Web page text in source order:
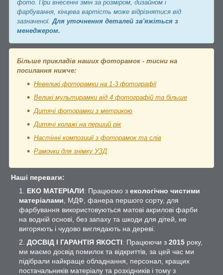
фото. При внесенні змін за розміром, дизайном і
фарбування, кінцева вартість може відрізнятися від
зазначеної. Для уточнення деталей зв'яжіться з
менеджером.
Більше прикладів наших фоторамок - тисни на
посилання нижче:
Невеликі фоторамки на 1-3 фотографії
Великі мультирамки від 4 фотографій та більше
Дитячі фоторамки з метрикою
Дитячі колажі на перший рік
Настінні композиції з фоторамок та слів
Рамочки для знімку УЗД
Наші переваги:
ЕКО МАТЕРІАЛИ: Працюємо з екологічно чистими
матеріалами , МДФ, фанера першого сорту, для
фарбування використовуються матові акрилові фарби
на водній основі, без запаху та шкоди для дітей, не
вигоряють і чудово виглядають на дереві.
ДОСВІД І ГАРАНТІЯ ЯКОСТІ: Працюючи з 2015 року,
ми маємо досвід помилок та відкриттів, за цей час ми
підібрали найкраще обладнання, персонал, кращих
постачальників матеріалу та розхідників і тому з